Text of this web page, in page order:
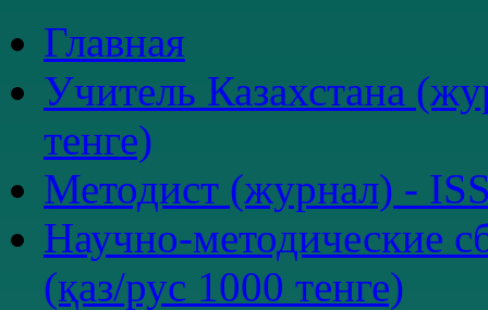
Главная
Учитель Казахстана
тенге)
Методист (журнал) -
Научно-методические
(қаз/рус 1000 тенге)